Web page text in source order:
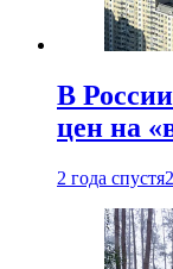
В
цен на
2 года спустя